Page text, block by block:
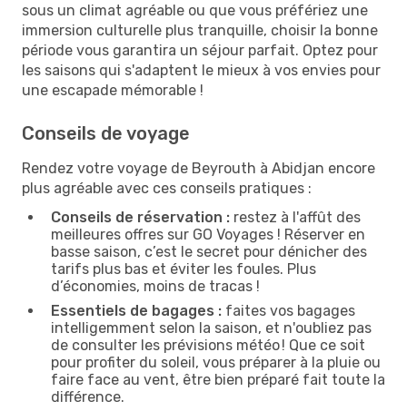
sous un climat agréable ou que vous préfériez une
immersion culturelle plus tranquille, choisir la bonne
période vous garantira un séjour parfait. Optez pour
les saisons qui s'adaptent le mieux à vos envies pour
une escapade mémorable !
Conseils de voyage
Rendez votre voyage de Beyrouth à Abidjan encore
plus agréable avec ces conseils pratiques :
Conseils de réservation : restez à l'affût des
meilleures offres sur GO Voyages ! Réserver en
basse saison, c’est le secret pour dénicher des
tarifs plus bas et éviter les foules. Plus
d’économies, moins de tracas !
Essentiels de bagages : faites vos bagages
intelligemment selon la saison, et n'oubliez pas
de consulter les prévisions météo ! Que ce soit
pour profiter du soleil, vous préparer à la pluie ou
faire face au vent, être bien préparé fait toute la
différence.